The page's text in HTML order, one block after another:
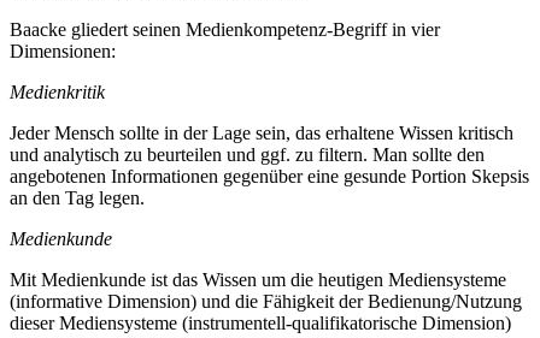
Baacke gliedert seinen Medienkompetenz-Begriff in vier
Dimensionen:
Medienkritik
Jeder Mensch sollte in der Lage sein, das erhaltene Wissen kritisch
und analytisch zu beurteilen und ggf. zu filtern. Man sollte den
angebotenen Informationen gegenüber eine gesunde Portion Skepsis
an den Tag legen.
Medienkunde
Mit Medienkunde ist das Wissen um die heutigen Mediensysteme
(informative Dimension) und die Fähigkeit der Bedienung/Nutzung
dieser Mediensysteme (instrumentell-qualifikatorische Dimension)